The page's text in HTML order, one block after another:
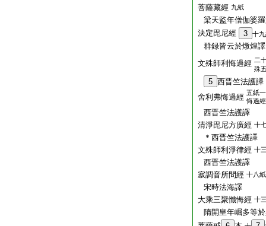
菩薩藏經 九紙
梁天監年僧伽婆
決定毘尼經
3 十
群録皆云於燉煌
文殊師利悔過經 二
殊
5 西晋竺法護譯
舍利弗悔過經 五紙
悔過經
西晋竺法護譯
清淨毘尼方廣經 十
＊西晋竺法護譯
文殊師利淨律經 十
西晋竺法護譯
寂調音所問經 十八紙
宋時法海譯
大乘三聚懺悔經 十
隋開皇年崛多等